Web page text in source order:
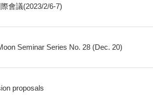
會議(2023/2/6-7)
Seminar Series No. 28 (Dec. 20)
proposals